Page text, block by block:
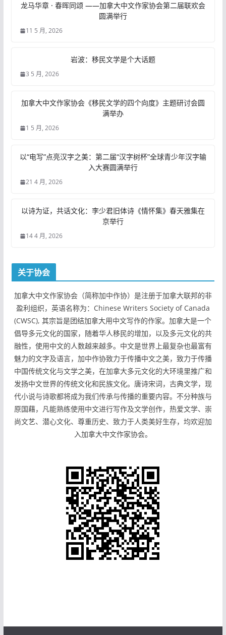
龙马华章 · 春晖同颂 ——加拿大中文作家协会第二届联欢会
圆满举行
11 5 月, 2026
岩波：移民文学是个大话题
3 5 月, 2026
加拿大中文作家协会《移民文学的四个向度》主题研讨会圆
满举办
1 5 月, 2026
以“电写”点亮汉字之美：第二届“汉字树杯”全球青少年汉字输
入大赛圆满举行
21 4 月, 2026
以诗为证，共话文化：李少君旧体诗《情怀集》春天雅集在
京举行
14 4 月, 2026
关于协会
加拿大中文作家协会（简称加中作协）是注册于加拿大联邦的非
盈利组织，英语名称为：Chinese Writers Society of Canada
(CWSC), 其宗旨是团结加拿大用中文写作的作家。加拿大是一个
倡导多元文化的国家，随着华人移民的增加，以及多元文化的共
融性，使用中文的人数越来越多。中文是世界上最复杂也最富有
魅力的文字及语言，加中作协致力于传播中文之美，致力于传播
中国传统文化与文学之美，在加拿大多元文化的大环境里推广和
发扬中文世界的传统文化和民族文化。唐诗宋词，古典文学，现
代小说与诗歌都将成为我们传承与传播的重要内容。不分种族与
原国藉，凡能熟练使用中文进行写作及文学创作，热爱文学、崇
尚文艺、潜心文化、尊重历史、致力于人类美好生存，均欢迎加
入加拿大中文作家协会。